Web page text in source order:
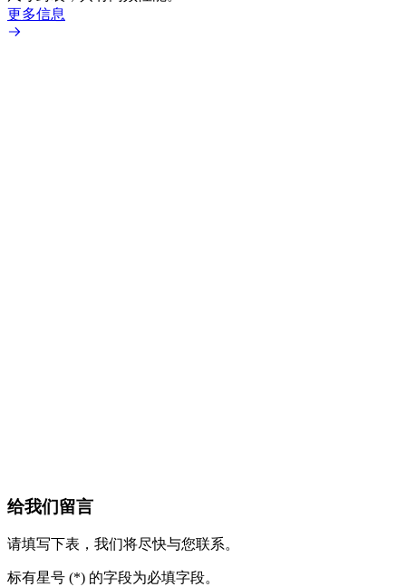
更多信息
给我们留言
请填写下表，我们将尽快与您联系。
标有星号 (*) 的字段为必填字段。